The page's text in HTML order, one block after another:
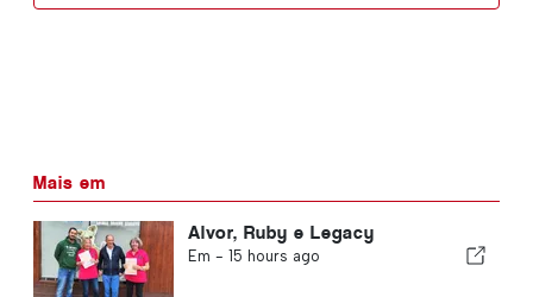
Mais em
Alvor, Ruby e Legacy
Em - 15 hours ago